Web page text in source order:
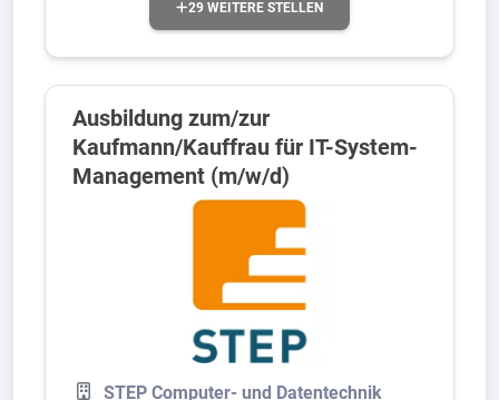
29 WEITERE STELLEN
Ausbildung zum/zur
Kaufmann/Kauffrau für IT-System-
Management (m/w/d)
STEP Computer- und Datentechnik